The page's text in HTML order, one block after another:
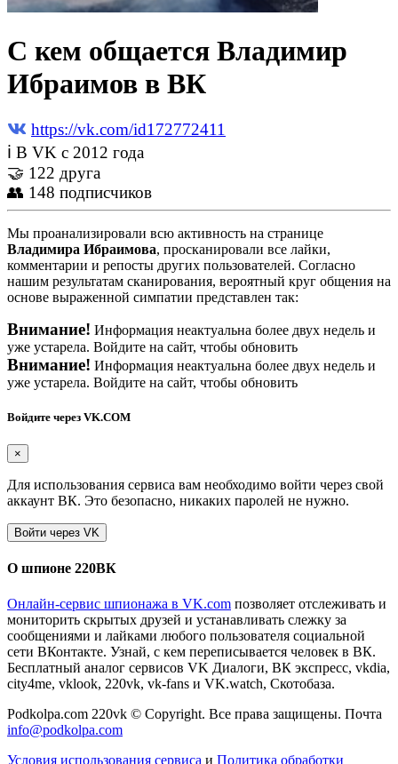
С кем общается Владимир
Ибраимов в ВК
https://vk.com/id172772411
ℹ В VK с 2012 года
🤝 122 друга
👥 148 подписчиков
Мы проанализировали всю активность на странице
Владимира Ибраимова, просканировали все лайки,
комментарии и репосты других пользователей. Согласно
нашим результатам сканирования, вероятный круг общения на
основе выраженной симпатии представлен так:
Внимание! Информация неактуальна более двух недель и
уже устарела. Войдите на сайт, чтобы обновить
Внимание! Информация неактуальна более двух недель и
уже устарела. Войдите на сайт, чтобы обновить
Войдите через VK.COM
×
Для использования сервиса вам необходимо войти через свой
аккаунт ВК. Это безопасно, никаких паролей не нужно.
О шпионе 220ВК
Онлайн-сервис шпионажа в VK.com позволяет отслеживать и
мониторить скрытых друзей и устанавливать слежку за
сообщениями и лайками любого пользователя социальной
сети ВКонтакте. Узнай, с кем переписывается человек в ВК.
Бесплатный аналог сервисов VK Диалоги, ВК экспресс, vkdia,
city4me, vklook, 220vk, vk-fans и VK.watch, Скотобаза.
Podkolpa.com 220vk © Copyright. Все права защищены. Почта
info@podkolpa.com
Условия использования сервиса и Политика обработки